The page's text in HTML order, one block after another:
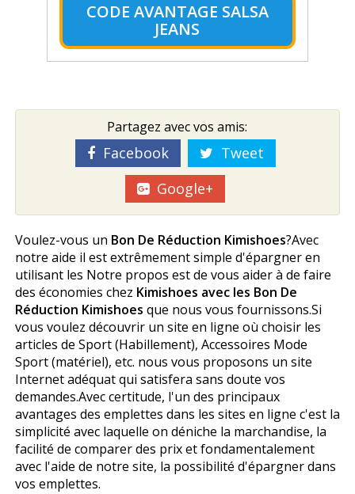
CODE AVANTAGE SALSA
JEANS
Partagez avec vos amis:
Facebook
Tweet
Google+
Voulez-vous un Bon De Réduction Kimishoes?Avec
notre aide il est extrêmement simple d'épargner en
utilisant les Notre propos est de vous aider à de faire
des économies chez Kimishoes avec les Bon De
Réduction Kimishoes que nous vous fournissons.Si
vous voulez découvrir un site en ligne où choisir les
articles de Sport (Habillement), Accessoires Mode
Sport (matériel), etc. nous vous proposons un site
Internet adéquat qui satisfera sans doute vos
demandes.Avec certitude, l'un des principaux
avantages des emplettes dans les sites en ligne c'est la
simplicité avec laquelle on déniche la marchandise, la
facilité de comparer des prix et fondamentalement
avec l'aide de notre site, la possibilité d'épargner dans
vos emplettes.